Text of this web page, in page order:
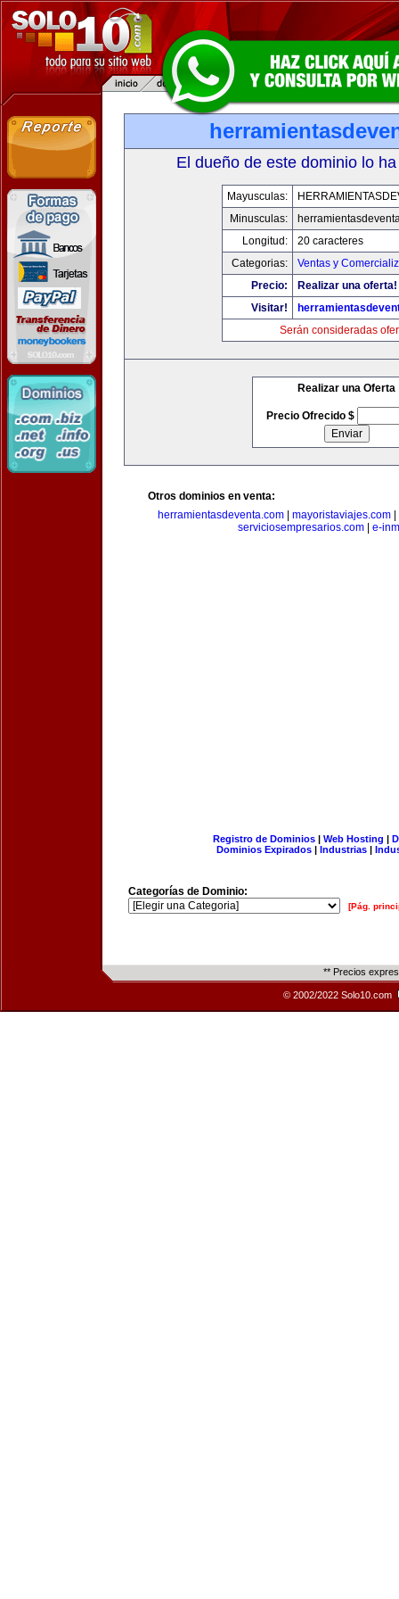
El dueño de este dominio lo
Mayusculas:
Minusculas:
Longitud:
20 caracteres
Categorias:
Ventas y
Precio:
Realizar una oferta!
Visitar!
Serán consideradas
Realizar una Oferta
Precio Ofrecido $
Otros dominios en venta:
herramientasdeventa.com| mayoristaviajes.com|
serviciosempresarios.com| e-
Registro de Dominios| Web Hosting |
Dominios Expirados | Industrias |
Categorías de Dominio:
[Pág.
** Precios
© 2002/2022 Solo10.com